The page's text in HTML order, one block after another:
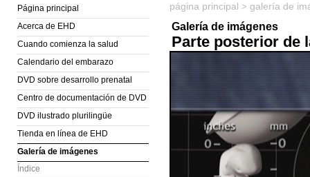
Página principal
Acerca de EHD
Cuando comienza la salud
Calendario del embarazo
DVD sobre desarrollo prenatal
Centro de documentación de DVD
DVD ilustrado plurilingüe
Tienda en línea de EHD
Galería de imágenes
Índice
página principal > galería de
Galería de imágenes
Parte posterior de